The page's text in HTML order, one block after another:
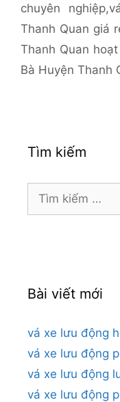
chuyên nghiệp,
Thanh Quan giá
Thanh Quan
Bà Huyện Thanh
Tìm kiếm
Tìm
kiếm
Bài viết mới
vá xe lưu động
vá xe lưu động
vá xe lưu động
vá xe lưu động